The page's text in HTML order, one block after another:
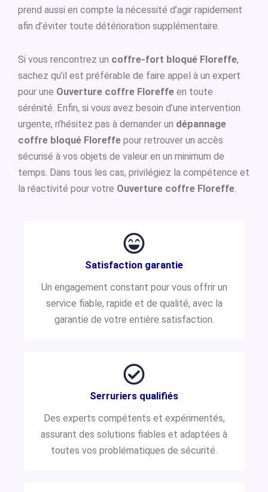
prend aussi en compte la nécessité d’agir rapidement
afin d’éviter toute détérioration supplémentaire.
Si vous rencontrez un coffre-fort bloqué Floreffe,
sachez qu’il est préférable de faire appel à un expert
pour une Ouverture coffre Floreffe en toute
sérénité. Enfin, si vous avez besoin d’une intervention
urgente, n’hésitez pas à demander un dépannage
coffre bloqué Floreffe pour retrouver un accès
sécurisé à vos objets de valeur en un minimum de
temps. Dans tous les cas, privilégiez la compétence et
la réactivité pour votre Ouverture coffre Floreffe.
Satisfaction garantie
Un engagement constant pour vous offrir un
service fiable, rapide et de qualité, avec la
garantie de votre entière satisfaction.
Serruriers qualifiés
Des experts compétents et expérimentés,
assurant des solutions fiables et adaptées à
toutes vos problématiques de sécurité.